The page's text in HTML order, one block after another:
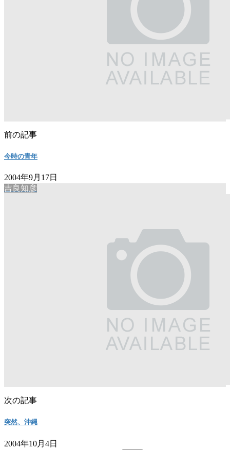
前の記事
今時の青年
2004年9月17日
吉良知彦
次の記事
突然、沖縄
2004年10月4日